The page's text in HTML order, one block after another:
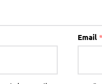
Email *